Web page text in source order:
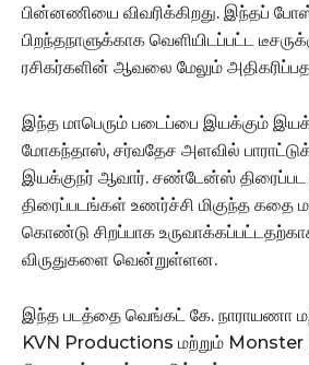
பின்னணியை விவரிக்கிறது. இந்தப்
பிறந்தநாளுக்காக வெளியிடப்பட்ட
ரசிகர்களின் ஆவலை மேலும்
இந்த மாபெரும் படைப்பை இயக்கும்
மோகந்தாஸ், சர்வதேச அளவில்
இயக்குநர் ஆவார். சண்டேன்ஸ் திரைப்பட
திரைப்படங்கள் உணர்ச்சி மிகுந்த கதை
கொண்டு சிறப்பாக
விருதுகளை வென்றுள்ளன.
இந்த படத்தை வெங்கட் கே. நாராயணா
KVN Productions மற்றும்